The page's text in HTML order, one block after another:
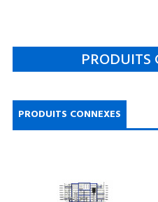
PRODUITS
PRODUITS CONNEXES